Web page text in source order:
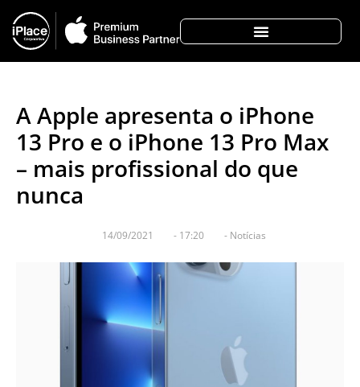
A Apple apresenta o iPhone
13 Pro e o iPhone 13 Pro Max
– mais profissional do que
nunca
14/09/2021 - 17:20 - Notícias